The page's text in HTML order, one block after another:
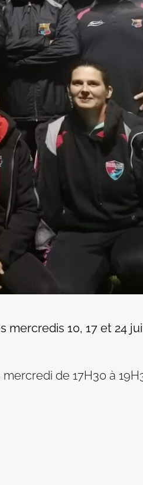
mercredis 10, 17 et 24
de 17H30 à